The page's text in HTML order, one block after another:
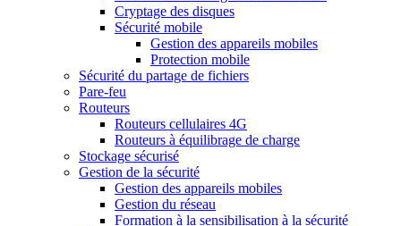
Cryptage des disques
Sécurité mobile
Gestion des appareils mobiles
Protection mobile
Sécurité du partage de fichiers
Pare-feu
Routeurs
Routeurs cellulaires 4G
Routeurs à équilibrage de charge
Stockage sécurisé
Gestion de la sécurité
Gestion des appareils mobiles
Gestion du réseau
Formation à la sensibilisation à la sécurité